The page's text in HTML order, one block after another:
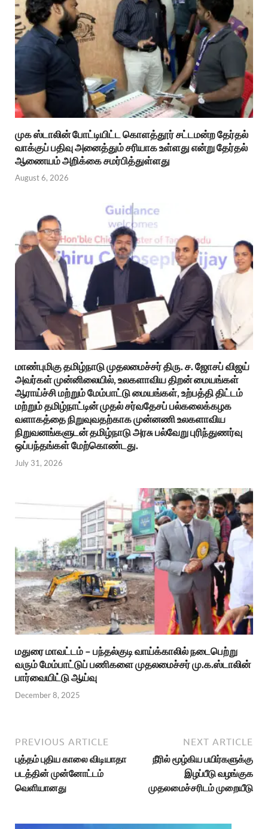
முக ஸ்டாலின் போட்டியிட்ட கொளத்தூர் சட்டமன்ற தேர்தல்
வாக்குப் பதிவு அனைத்தும் சரியாக உள்ளது என்று தேர்தல்
ஆணையம் அறிக்கை சமர்பித்துள்ளது
August 6, 2026
மாண்புமிகு தமிழ்நாடு முதலமைச்சர் திரு. ச. ஜோசப் விஜய்
அவர்கள் முன்னிலையில், உலகளாவிய திறன் மையங்கள்
ஆராய்ச்சி மற்றும் மேம்பாட்டு மையங்கள், உற்பத்தி திட்டம்
மற்றும் தமிழ்நாட்டின் முதல் சர்வதேசப் பல்கலைக்கழக
வளாகத்தை நிறுவுவதற்காக முன்னணி உலகளாவிய
நிறுவனங்களுடன் தமிழ்நாடு அரசு பல்வேறு புரிந்துணர்வு
ஒப்பந்தங்கள் மேற்கொண்டது.
July 31, 2026
மதுரை மாவட்டம் – பந்தல்குடி வாய்க்காலில் நடைபெற்று
வரும் மேம்பாட்டுப் பணிகளை முதலமைச்சர் மு.க.ஸ்டாலின்
பார்வையிட்டு ஆய்வு
December 8, 2025
PREVIOUS ARTICLE
புத்தம் புதிய காலை விடியாதா
படத்தின் முன்னோட்டம்
வெளியானது
NEXT ARTICLE
நீரில் மூழ்கிய பயிர்களுக்கு
இழப்பீடு வழங்குக
முதலமைச்சரிடம் முறையீடு